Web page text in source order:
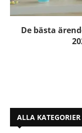
De bästa
ALLA KATEGORIER